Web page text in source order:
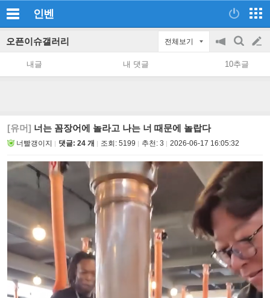
인벤
오픈이슈갤러리 전체보기
공
지
on/off
검
색
글
쓰
내글 내 댓글 10추글
[유머] 너는 꼼장어에 놀라고 나는 너 때문에 놀랍다
너빨갱이지 댓글: 24 개 조회: 5199 추천: 3 2026-06-17 16:05:32